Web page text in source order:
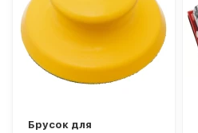
Брусок для